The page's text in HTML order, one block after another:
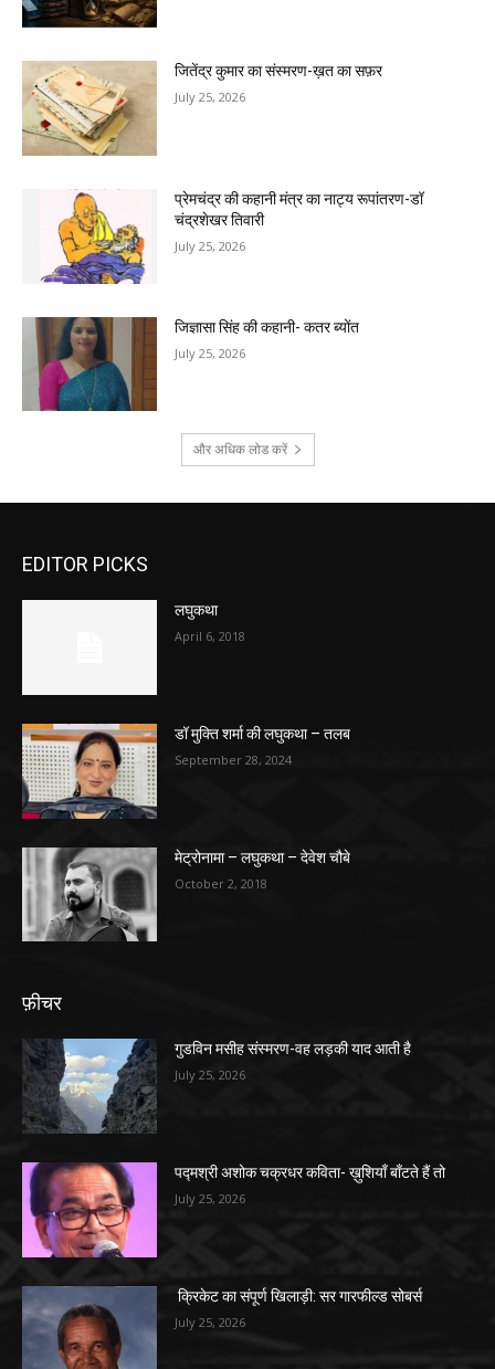
जितेंद्र कुमार का संस्मरण-ख़त का सफ़र
July 25, 2026
प्रेमचंद्र की कहानी मंत्र का नाट्य रूपांतरण-डॉ
चंद्रशेखर तिवारी
July 25, 2026
जिज्ञासा सिंह की कहानी- कतर ब्योंत
July 25, 2026
और अधिक लोड करें
EDITOR PICKS
लघुकथा
April 6, 2018
डॉ मुक्ति शर्मा की लघुकथा – तलब
September 28, 2024
मेट्रोनामा – लघुकथा – देवेश चौबे
October 2, 2018
फ़ीचर
गुडविन मसीह संस्मरण-वह लड़की याद आती है
July 25, 2026
पद्मश्री अशोक चक्रधर कविता- ख़ुशियाँ बाँटते हैं तो
July 25, 2026
क्रिकेट का संपूर्ण खिलाड़ी: सर गारफील्ड सोबर्स
July 25, 2026